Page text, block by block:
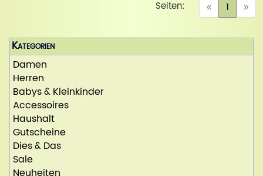
« 1 »
Seiten:
Kategorien
Damen
Herren
Babys & Kleinkinder
Accessoires
Haushalt
Gutscheine
Dies & Das
Sale